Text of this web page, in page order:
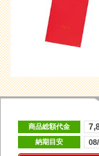
商品総額代金
納期目安